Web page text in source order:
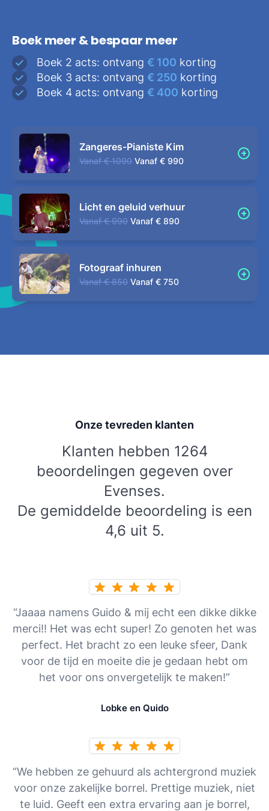
Boek meer & bespaar meer
Boek 2 acts: ontvang € 100 korting
Boek 3 acts: ontvang € 250 korting
Boek 4 acts: ontvang € 400 korting
Zangeres-Pianiste Kim
Vanaf € 1090 Vanaf € 990
Licht en geluid verhuur
Vanaf € 990 Vanaf € 890
Fotograaf inhuren
Vanaf € 850 Vanaf € 750
Onze tevreden klanten
Klanten hebben 1264
beoordelingen gegeven over
Evenses.
De gemiddelde beoordeling is een
4,6 uit 5.
“Jaaaa namens Guido & mij echt een dikke dikke
merci!! Het was echt super! Zo genoten het was
perfect. Het bracht zo een leuke sfeer, Dank
voor de tijd en moeite die je gedaan hebt om
het voor ons onvergetelijk te maken!”
Lobke en Quido
“We hebben ze gehuurd als achtergrond muziek
voor onze zakelijke borrel. Prettige muziek, niet
te luid. Geeft een extra ervaring aan je borrel,